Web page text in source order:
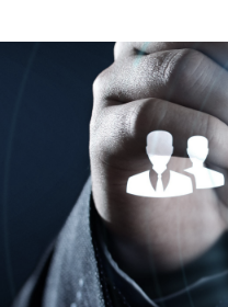
ทำเนียบผู้
โครงสร้า
ภารกิจแล
ผลการดำ
การดำเนิ
รางวัลที่ก
ภาพกิจกร
ติดต่อเรา